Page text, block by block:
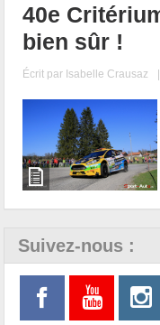
40e
bien sûr !
Écrit par Isabelle Crausaz |
Suivez-nous :